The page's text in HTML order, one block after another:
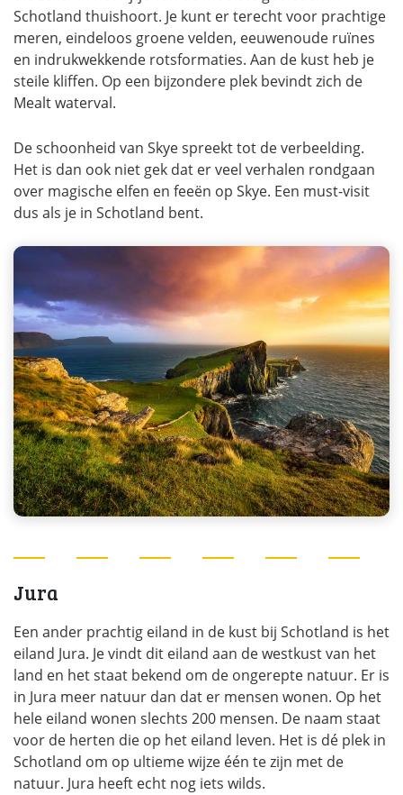
Schotland thuishoort. Je kunt er terecht voor prachtige
meren, eindeloos groene velden, eeuwenoude ruïnes
en indrukwekkende rotsformaties. Aan de kust heb je
steile kliffen. Op een bijzondere plek bevindt zich de
Mealt waterval.
De schoonheid van Skye spreekt tot de verbeelding.
Het is dan ook niet gek dat er veel verhalen rondgaan
over magische elfen en feeën op Skye. Een must-visit
dus als je in Schotland bent.
Jura
Een ander prachtig eiland in de kust bij Schotland is het
eiland Jura. Je vindt dit eiland aan de westkust van het
land en het staat bekend om de ongerepte natuur. Er is
in Jura meer natuur dan dat er mensen wonen. Op het
hele eiland wonen slechts 200 mensen. De naam staat
voor de herten die op het eiland leven. Het is dé plek in
Schotland om op ultieme wijze één te zijn met de
natuur. Jura heeft echt nog iets wilds.